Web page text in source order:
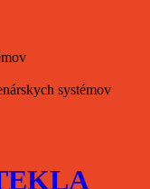
systémov